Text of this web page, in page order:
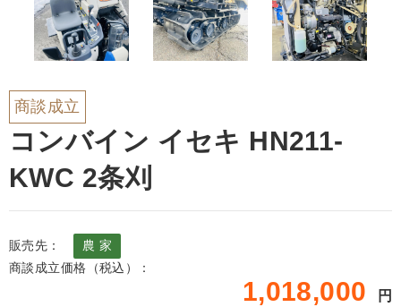
商談成立
コンバイン イセキ HN211-
KWC 2条刈
販売先：
農 家
商談成立価格（税込）：
1,018,000 円